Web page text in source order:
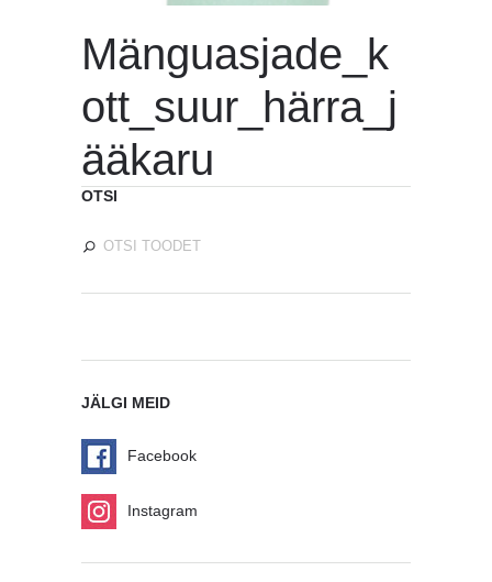
Mänguasjade_k
ott_suur_härra_j
ääkaru
OTSI
JÄLGI MEID
Facebook
Instagram